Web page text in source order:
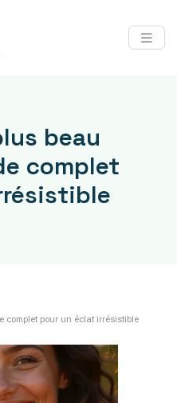
beau
complet
complet pour un éclat irrésistible